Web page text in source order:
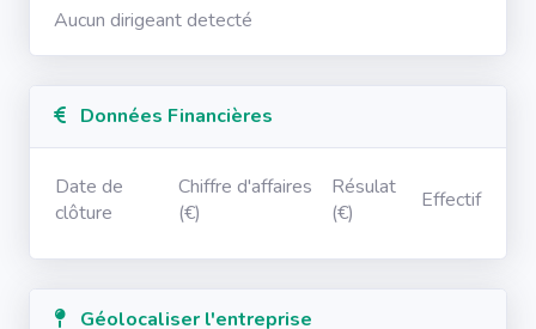
Aucun dirigeant detecté
Données Financières
Date de
clôture
Chiffre d'affaires
(€)
Résulat
(€)
Effectif
Géolocaliser l'entreprise